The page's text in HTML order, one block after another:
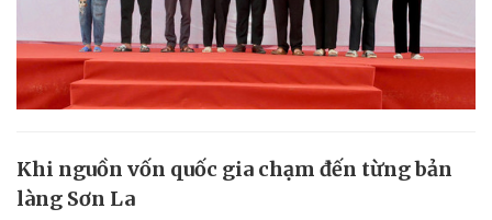
Khi nguồn vốn quốc gia chạm đến từng bản
làng Sơn La